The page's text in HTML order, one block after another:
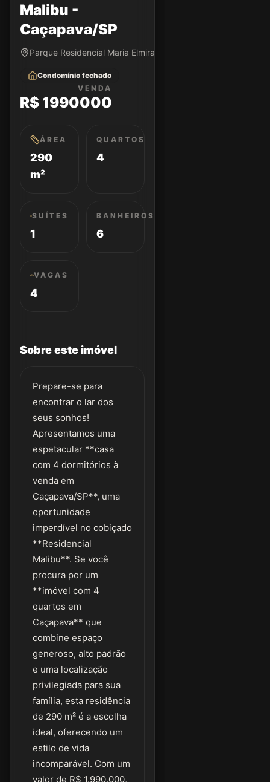
Malibu -
Caçapava/SP
Parque Residencial Maria Elmira • Caçapava/SP
Condomínio fechado
VENDA
R$ 1990000
ÁREA
290
m²
QUARTOS
4
SUÍTES
1
BANHEIROS
6
VAGAS
4
Sobre este imóvel
Prepare-se para
encontrar o lar dos
seus sonhos!
Apresentamos uma
espetacular **casa
com 4 dormitórios à
venda em
Caçapava/SP**, uma
oportunidade
imperdível no cobiçado
**Residencial
Malibu**. Se você
procura por um
**imóvel com 4
quartos em
Caçapava** que
combine espaço
generoso, alto padrão
e uma localização
privilegiada para sua
família, esta residência
de 290 m² é a escolha
ideal, oferecendo um
estilo de vida
incomparável. Com um
valor de R$ 1.990.000,